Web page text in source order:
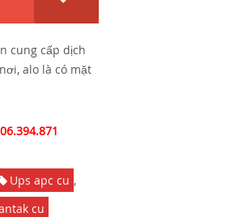
cung cấp dịch
alo là có mặt
Ups apc cu ,
cu